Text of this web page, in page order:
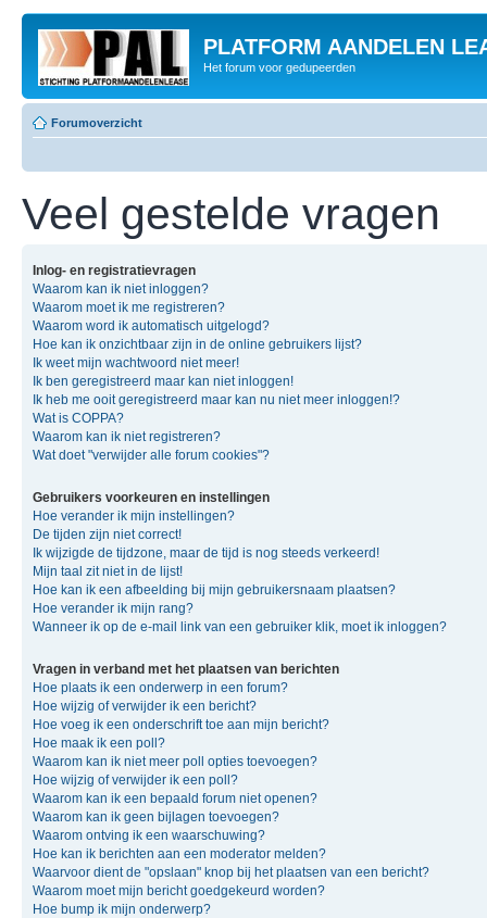
PLATFORM AANDELEN
Het forum voor gedupeerden
Forumoverzicht
Veel gestelde vragen
Inlog- en registratievragen
Waarom kan ik niet inloggen?
Waarom moet ik me registreren?
Waarom word ik automatisch uitgelogd?
Hoe kan ik onzichtbaar zijn in de online gebruikers lijst?
Ik weet mijn wachtwoord niet meer!
Ik ben geregistreerd maar kan niet inloggen!
Ik heb me ooit geregistreerd maar kan nu niet meer inloggen!?
Wat is COPPA?
Waarom kan ik niet registreren?
Wat doet "verwijder alle forum cookies"?
Gebruikers voorkeuren en instellingen
Hoe verander ik mijn instellingen?
De tijden zijn niet correct!
Ik wijzigde de tijdzone, maar de tijd is nog steeds verkeerd!
Mijn taal zit niet in de lijst!
Hoe kan ik een afbeelding bij mijn gebruikersnaam plaatsen?
Hoe verander ik mijn rang?
Wanneer ik op de e-mail link van een gebruiker klik, moet ik inloggen?
Vragen in verband met het plaatsen van berichten
Hoe plaats ik een onderwerp in een forum?
Hoe wijzig of verwijder ik een bericht?
Hoe voeg ik een onderschrift toe aan mijn bericht?
Hoe maak ik een poll?
Waarom kan ik niet meer poll opties toevoegen?
Hoe wijzig of verwijder ik een poll?
Waarom kan ik een bepaald forum niet openen?
Waarom kan ik geen bijlagen toevoegen?
Waarom ontving ik een waarschuwing?
Hoe kan ik berichten aan een moderator melden?
Waarvoor dient de "opslaan" knop bij het plaatsen van een bericht?
Waarom moet mijn bericht goedgekeurd worden?
Hoe bump ik mijn onderwerp?